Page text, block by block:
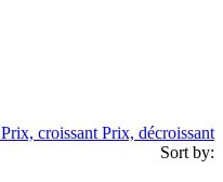
Prix, croissant Prix, décroissant
Sort by: